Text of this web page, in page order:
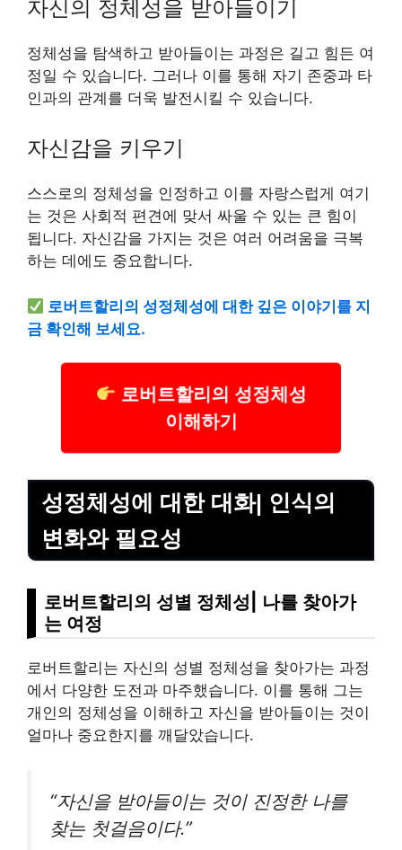
자신의 정체성을 받아들이기
정체성을 탐색하고 받아들이는 과정은 길고 힘든 여
정일 수 있습니다. 그러나 이를 통해 자기 존중과 타
인과의 관계를 더욱 발전시킬 수 있습니다.
자신감을 키우기
스스로의 정체성을 인정하고 이를 자랑스럽게 여기
는 것은 사회적 편견에 맞서 싸울 수 있는 큰 힘이
됩니다. 자신감을 가지는 것은 여러 어려움을 극복
하는 데에도 중요합니다.
로버트할리의 성정체성에 대한 깊은 이야기를 지
금 확인해 보세요.
로버트할리의 성정체성
이해하기
성정체성에 대한 대화| 인식의
변화와 필요성
로버트할리의 성별 정체성| 나를 찾아가
는 여정
로버트할리는 자신의 성별 정체성을 찾아가는 과정
에서 다양한 도전과 마주했습니다. 이를 통해 그는
개인의 정체성을 이해하고 자신을 받아들이는 것이
얼마나 중요한지를 깨달았습니다.
“자신을 받아들이는 것이 진정한 나를
찾는 첫걸음이다.”